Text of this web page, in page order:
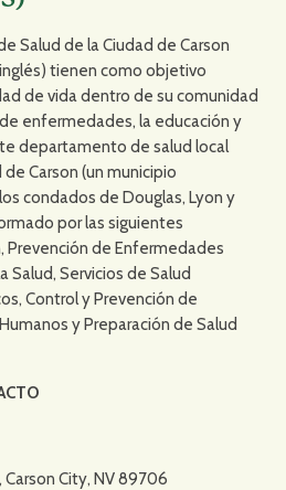
Salud de la Ciudad de Carson
inglés) tienen como objetivo
de vida dentro de su comunidad
enfermedades, la educación y
departamento de salud local
Carson (un municipio
condados de Douglas, Lyon y
por las siguientes
Prevención de Enfermedades
Salud, Servicios de Salud
Control y Prevención de
y Preparación de Salud
City, NV 89706